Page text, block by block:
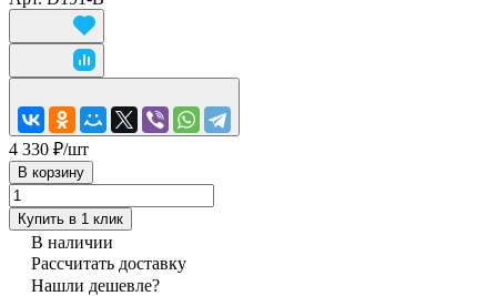
4 330 ₽/шт
В корзину
Купить в 1 клик
В наличии
Рассчитать доставку
Нашли дешевле?